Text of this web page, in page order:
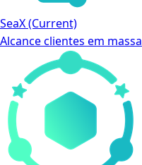
SeaX(Current)
Alcance clientes em massa